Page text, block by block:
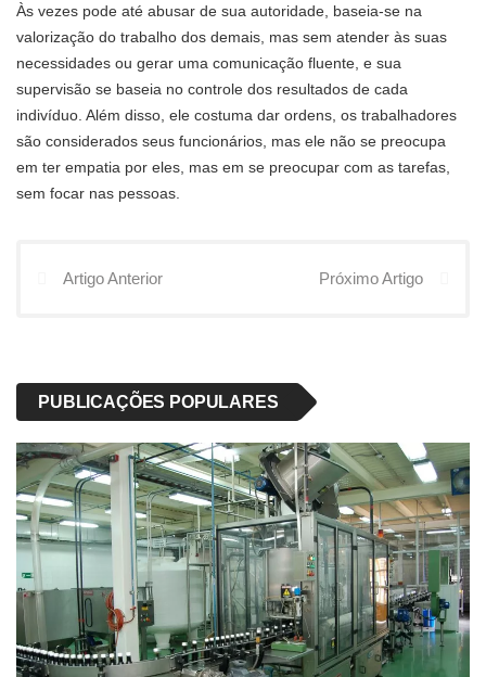
Às vezes pode até abusar de sua autoridade, baseia-se na
valorização do trabalho dos demais, mas sem atender às suas
necessidades ou gerar uma comunicação fluente, e sua
supervisão se baseia no controle dos resultados de cada
indivíduo. Além disso, ele costuma dar ordens, os trabalhadores
são considerados seus funcionários, mas ele não se preocupa
em ter empatia por eles, mas em se preocupar com as tarefas,
sem focar nas pessoas.
Artigo Anterior Próximo Artigo
PUBLICAÇÕES POPULARES